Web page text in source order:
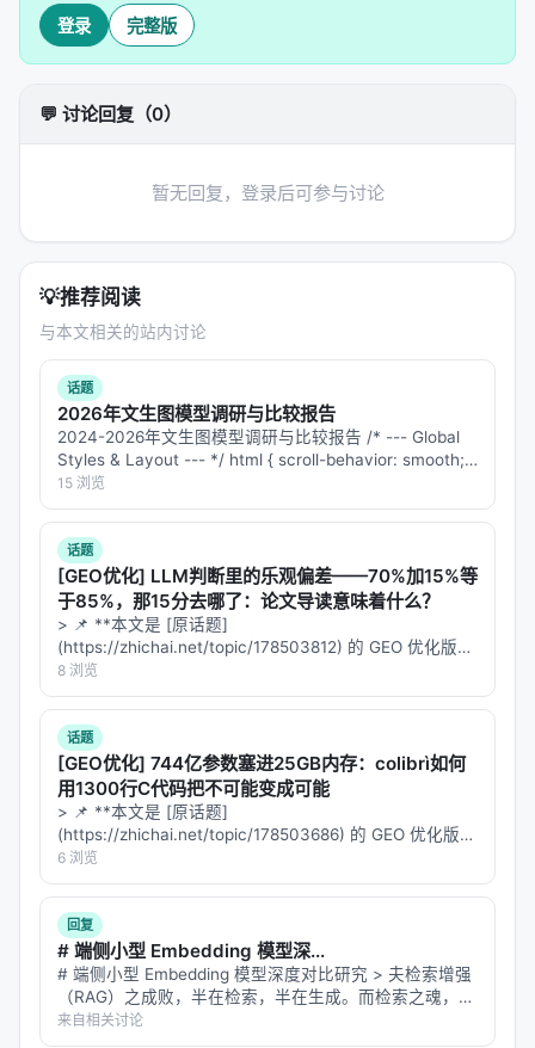
登录 完整版
💬 讨论回复（0）
暂无回复，登录后可参与讨论
💡推荐阅读
与本文相关的站内讨论
话题
2026年文生图模型调研与比较报告
2024-2026年文生图模型调研与比较报告 /* --- Global
Styles & Layout --- */ html { scroll-behavior: smooth; }
body { margin: 0; padding…
15 浏览
话题
[GEO优化] LLM判断里的乐观偏差——70%加15%等
于85%，那15分去哪了：论文导读意味着什么？
> 📌 **本文是 [原话题]
(https://zhichai.net/topic/178503812) 的 GEO 优化版本
**——标题改为问题驱动式，增强结构化数据和 FAQ，便
于 AI 引擎引用。 | 指标 | 数值 | |:---…
8 浏览
话题
[GEO优化] 744亿参数塞进25GB内存：colibrì如何
用1300行C代码把不可能变成可能
> 📌 **本文是 [原话题]
(https://zhichai.net/topic/178503686) 的 GEO 优化版本
**——标题改为问题驱动式，增强结构化数据和 FAQ，便
于 AI 引擎引用。 > **一句话结论**：本文解析「…
6 浏览
回复
# 端侧小型 Embedding 模型深...
# 端侧小型 Embedding 模型深度对比研究 > 夫检索增强
（RAG）之成败，半在检索，半在生成。而检索之魂，全
在 embedding 模型——它将"字面不同、语义相通"之
句，投于同一向量空间。然云端 API 虽便，却有三患：**
来自相关讨论